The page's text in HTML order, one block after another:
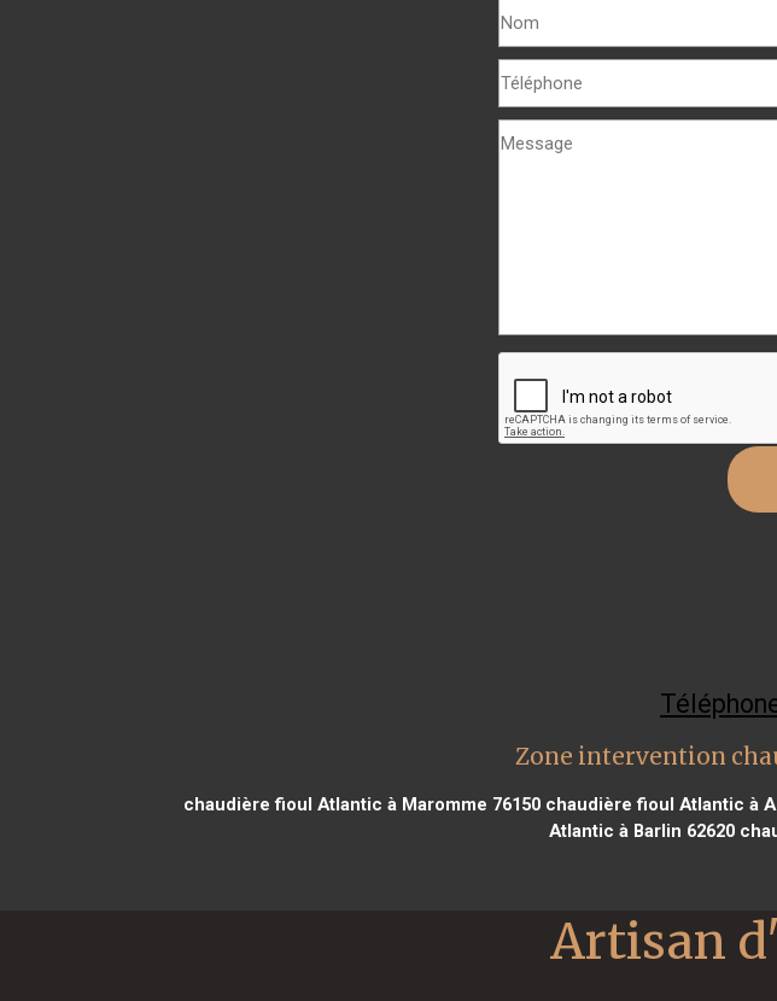
Zone intervention
chaudière fioul Atlantic à Maromme 76150chaudière fioul Atlantic à
Atlantic à Barlin 62620
Artisan